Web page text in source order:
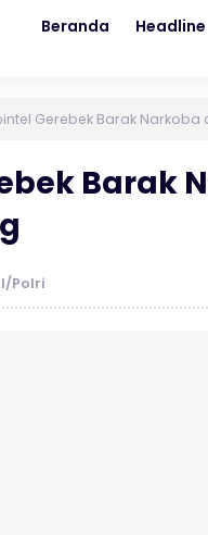
Beranda Headline
Gerebek Barak Narkoba
Barak
Polri